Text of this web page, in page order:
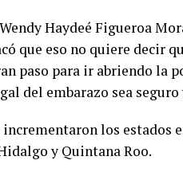
Haydeé Figueroa
que eso no quiere decir
paso para ir abriendo la
del embarazo sea
incrementaron los
y Quintana Roo.